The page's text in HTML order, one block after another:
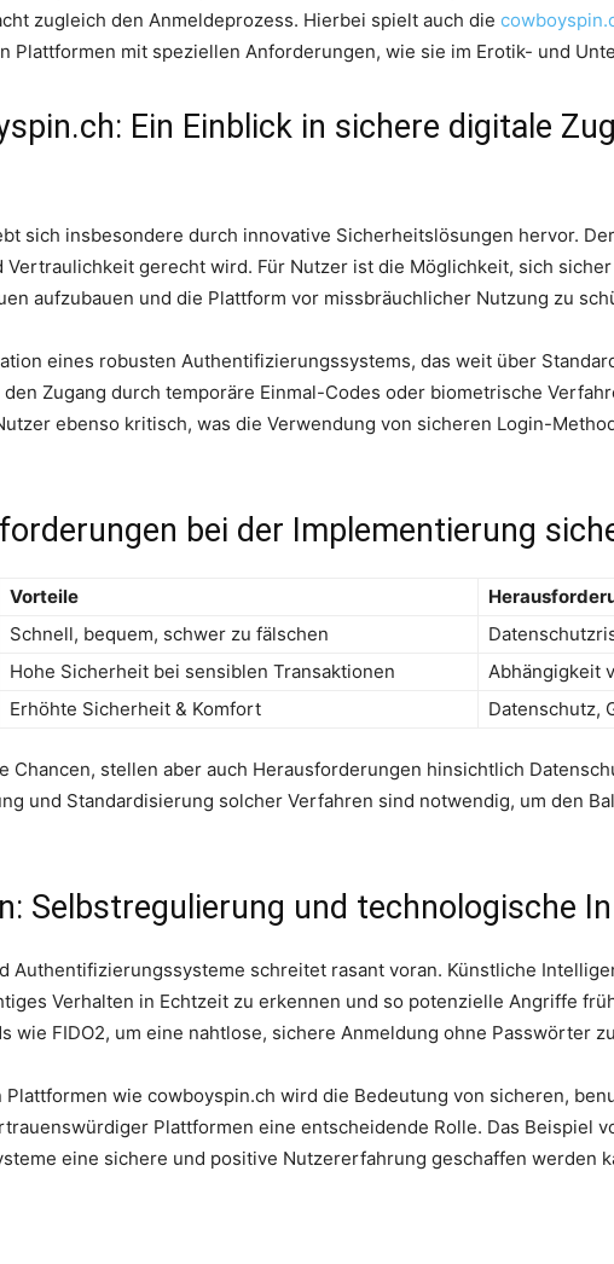
zugleich den Anmeldeprozess. Hierbei spielt auch die
Plattformen mit speziellen Anforderungen, wie sie im Erotik- und
Ein Einblick in sichere digitale
sich insbesondere durch innovative Sicherheitslösungen hervor.
gerecht wird. Für Nutzer ist die Möglichkeit, sich
aufzubauen und die Plattform vor missbräuchlicher Nutzung zu
eines robusten Authentifizierungssystems, das weit über
Zugang durch temporäre Einmal-Codes oder biometrische
ebenso kritisch, was die Verwendung von sicheren Login-
bei der Implementierung
Vorteile
Schnell, bequem, schwer zu fälschen
Hohe Sicherheit bei sensiblen Transaktionen
Abhängigkeit
Erhöhte Sicherheit & Komfort Datenschutz,
Chancen, stellen aber auch Herausforderungen hinsichtlich
und Standardisierung solcher Verfahren sind notwendig, um den
Selbstregulierung und technologische
Authentifizierungssysteme schreitet rasant voran. Künstliche
Verhalten in Echtzeit zu erkennen und so potenzielle Angriffe
wie FIDO2, um eine nahtlose, sichere Anmeldung ohne Passwörter
wie cowboyspin.ch wird die Bedeutung von sicheren,
Plattformen eine entscheidende Rolle. Das Beispiel
eine sichere und positive Nutzererfahrung geschaffen werden